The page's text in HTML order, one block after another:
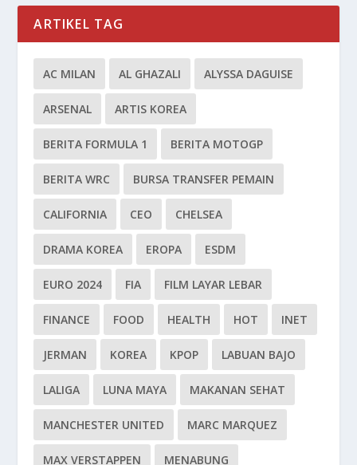
ARTIKEL TAG
AC MILAN AL GHAZALI ALYSSA DAGUISE
ARSENAL ARTIS KOREA
BERITA FORMULA 1 BERITA MOTOGP
BERITA WRC BURSA TRANSFER PEMAIN
CALIFORNIA CEO CHELSEA
DRAMA KOREA EROPA ESDM
EURO 2024 FIA FILM LAYAR LEBAR
FINANCE FOOD HEALTH HOT INET
JERMAN KOREA KPOP LABUAN BAJO
LALIGA LUNA MAYA MAKANAN SEHAT
MANCHESTER UNITED MARC MARQUEZ
MAX VERSTAPPEN MENABUNG